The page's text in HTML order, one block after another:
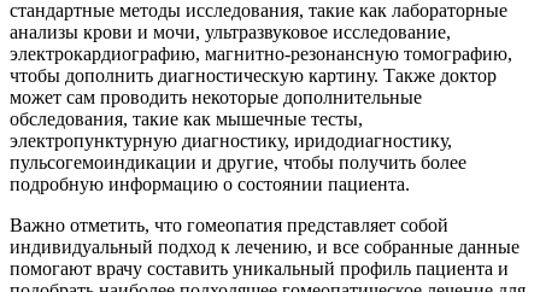
стандартные методы исследования, такие как лабораторные
анализы крови и мочи, ультразвуковое исследование,
электрокардиографию, магнитно-резонансную томографию,
чтобы дополнить диагностическую картину. Также доктор
может сам проводить некоторые дополнительные
обследования, такие как мышечные тесты,
электропунктурную диагностику, иридодиагностику,
пульсогемоиндикации и другие, чтобы получить более
подробную информацию о состоянии пациента.
Важно отметить, что гомеопатия представляет собой
индивидуальный подход к лечению, и все собранные данные
помогают врачу составить уникальный профиль пациента и